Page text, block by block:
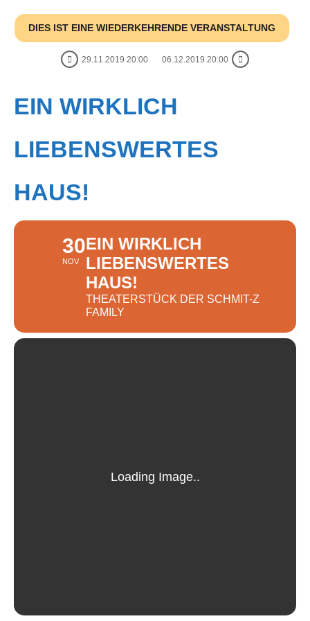
DIES IST EINE WIEDERKEHRENDE VERANSTALTUNG
29.11.2019 20:00 06.12.2019 20:00
EIN WIRKLICH
LIEBENSWERTES
HAUS!
30
NOV
EIN WIRKLICH
LIEBENSWERTES
HAUS!
THEATERSTÜCK DER SCHMIT-Z
FAMILY